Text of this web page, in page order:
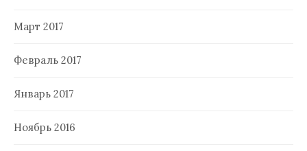
Март 2017
Февраль 2017
Январь 2017
Ноябрь 2016